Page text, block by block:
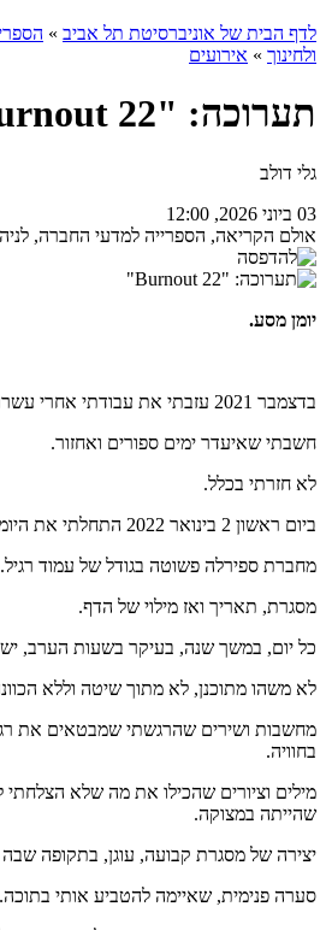
לדף הבית של אוניברסיטת תל אביב »
ולחינוך » אירועים
תערוכה: "Burnout 22"
גלי דולב
03 ביוני 2026, 12:00
אולם הקריאה, הספרייה למדעי החברה,
יומן מסע.
בדצמבר 2021 עזבתי את עבודתי אחרי עשרות שנים .
חשבתי שאיעדר ימים ספורים ואחזור.
לא חזרתי בכלל.
ביום ראשון 2 בינואר 2022 התחלתי את היומן.
מחברת ספירלה פשוטה בגודל של עמוד רגיל.
מסגרת, תאריך ואז מילוי של הדף.
כל יום, במשך שנה, בעיקר בשעות הערב,
לא משהו מתוכנן, לא מתוך שיטה וללא
מחשבות ושירים שהרגשתי שמבטאים את
בחוויה.
מילים וציורים שהכילו את מה שלא הצלחתי
שהייתה במצוקה.
יצירה של מסגרת קבועה, עוגן, בתקופה שבה
סערה פנימית, שאיימה להטביע אותי בתוכה.